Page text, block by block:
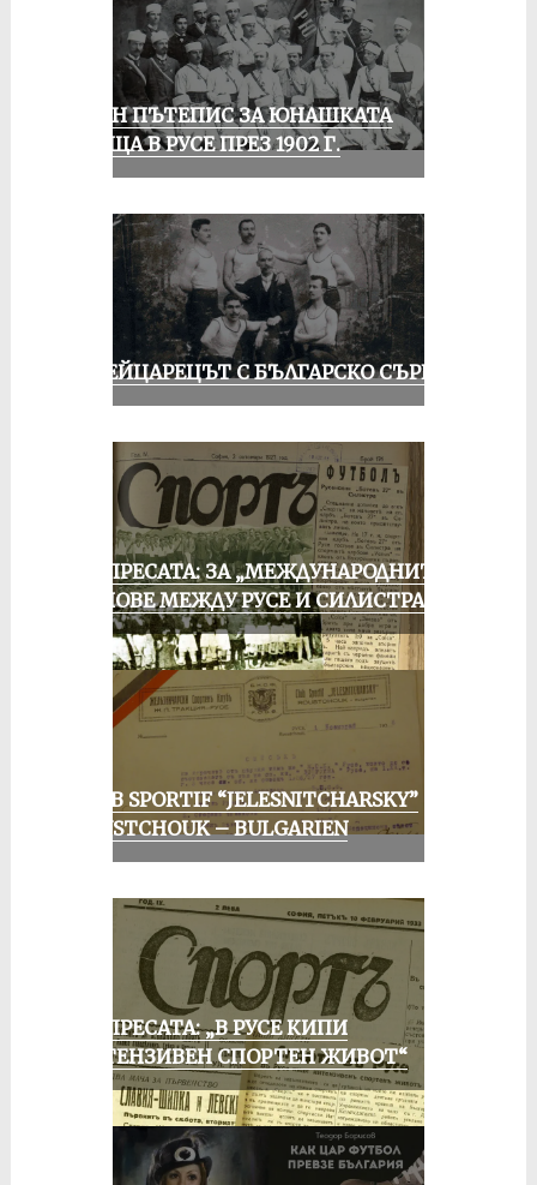
ЕДИН ПЪТЕПИС ЗА ЮНАШКАТА
СРЕЩА В РУСЕ ПРЕЗ 1902 Г.
ШВЕЙЦАРЕЦЪТ С БЪЛГАРСКО СЪРЦЕ
ОТ ПРЕСАТА: ЗА „МЕЖДУНАРОДНИТЕ“
МАЧОВЕ МЕЖДУ РУСЕ И СИЛИСТРА
CLUB SPORTIF “JELESNITCHARSKY”
ROUSTCHOUK – BULGARIEN
ОТ ПРЕСАТА: „В РУСЕ КИПИ
ИНТЕНЗИВЕН СПОРТЕН ЖИВОТ“